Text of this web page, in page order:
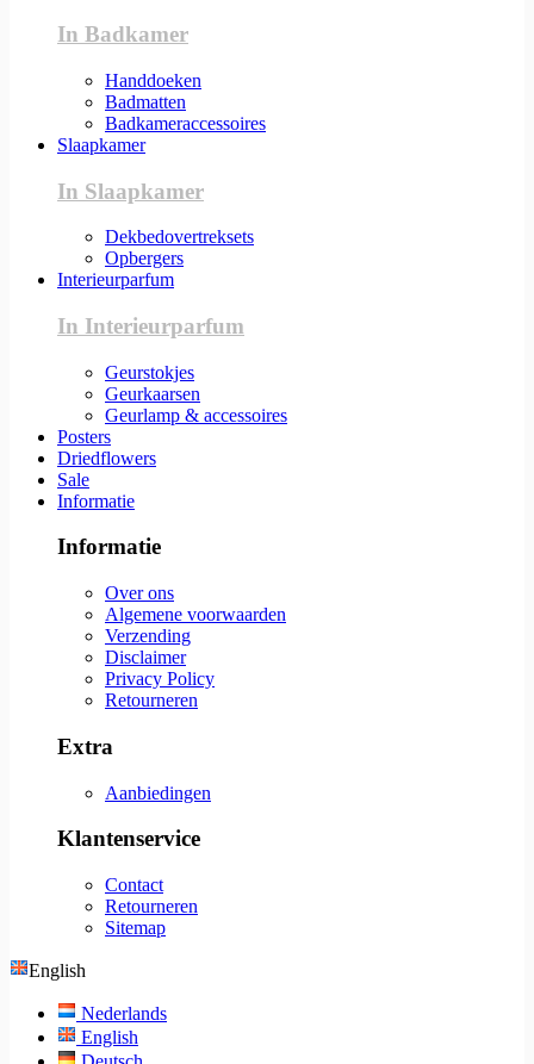
In Badkamer
Handdoeken
Badmatten
Badkameraccessoires
Slaapkamer
In Slaapkamer
Dekbedovertreksets
Opbergers
Interieurparfum
In Interieurparfum
Geurstokjes
Geurkaarsen
Geurlamp & accessoires
Posters
Driedflowers
Sale
Informatie
Informatie
Over ons
Algemene voorwaarden
Verzending
Disclaimer
Privacy Policy
Retourneren
Extra
Aanbiedingen
Klantenservice
Contact
Retourneren
Sitemap
English
Nederlands
English